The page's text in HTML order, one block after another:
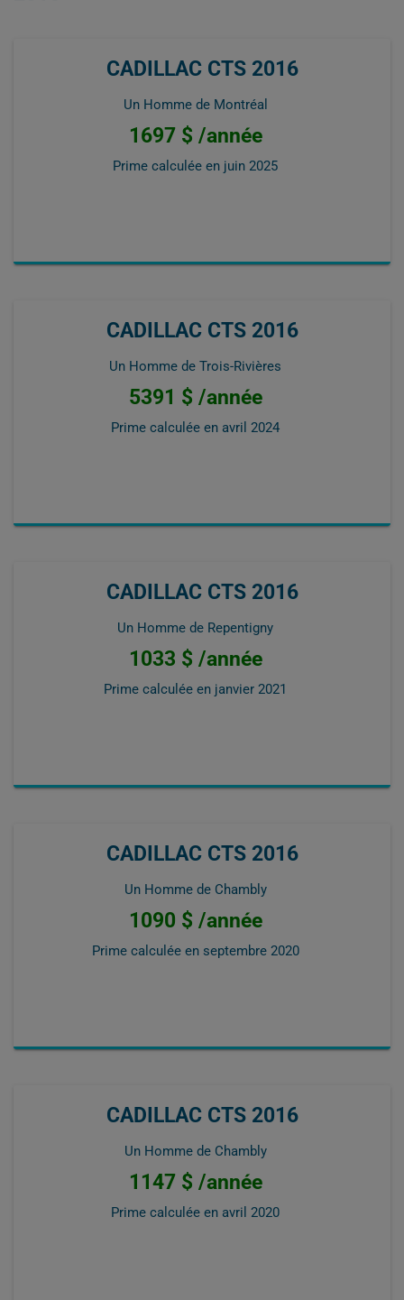
CADILLAC CTS 2016
Un Homme de Montréal
1697 $ /année
Prime calculée en juin 2025
CADILLAC CTS 2016
Un Homme de Trois-Rivières
5391 $ /année
Prime calculée en avril 2024
CADILLAC CTS 2016
Un Homme de Repentigny
1033 $ /année
Prime calculée en janvier 2021
CADILLAC CTS 2016
Un Homme de Chambly
1090 $ /année
Prime calculée en septembre 2020
CADILLAC CTS 2016
Un Homme de Chambly
1147 $ /année
Prime calculée en avril 2020